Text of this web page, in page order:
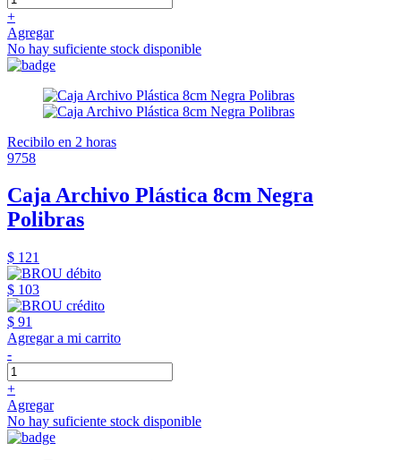
+
Agregar
No hay suficiente stock disponible
Recibilo en 2 horas
9758
Caja Archivo Plástica 8cm Negra
Polibras
$ 121
$ 103
$ 91
Agregar a mi carrito
-
+
Agregar
No hay suficiente stock disponible